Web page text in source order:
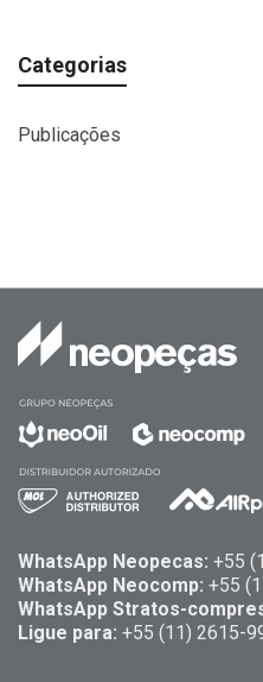
Categorias
Publicações
WhatsApp Neopecas: +55
WhatsApp Neocomp: +55
WhatsApp Stratos-
Ligue para: +55 (11) 2615-